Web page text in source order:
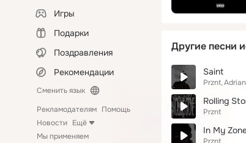
Игры
Подарки
Поздравления
Рекомендации
Сменить язык
Рекламодателям Помощь
Новости Ещё
Мы применяем
Другие песни
Saint
Prznt
Rolling
Prznt
In My